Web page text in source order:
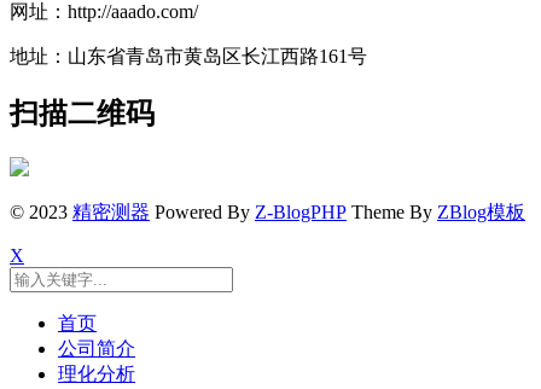
网址：http://aaado.com/
地址：山东省青岛市黄岛区长江西路161号
扫描二维码
© 2023 精密测器 Powered By Z-BlogPHP Theme By ZBlog模板
X
首页
公司简介
理化分析